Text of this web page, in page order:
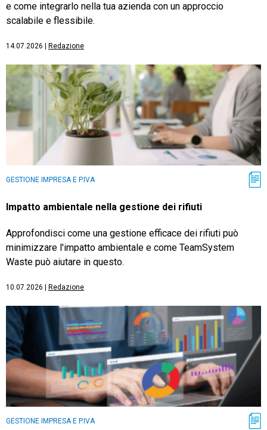
e come integrarlo nella tua azienda con un approccio
scalabile e flessibile.
14.07.2026 Redazione
GESTIONE IMPRESA E P.IVA
Impatto ambientale nella gestione dei rifiuti
Approfondisci come una gestione efficace dei rifiuti può
minimizzare l'impatto ambientale e come TeamSystem
Waste può aiutare in questo.
10.07.2026 Redazione
GESTIONE IMPRESA E P.IVA